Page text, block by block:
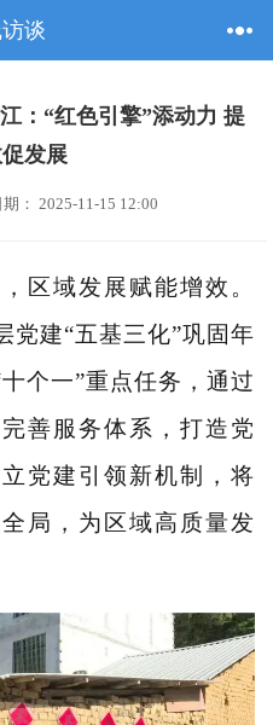
谈
：“红色引擎”添动力 提
发展
： 2025-11-15 12:00
区域发展赋能增效。
党建“五基三化”巩固年
个一”重点任务，通过
善服务体系，打造党
党建引领新机制，将
局，为区域高质量发